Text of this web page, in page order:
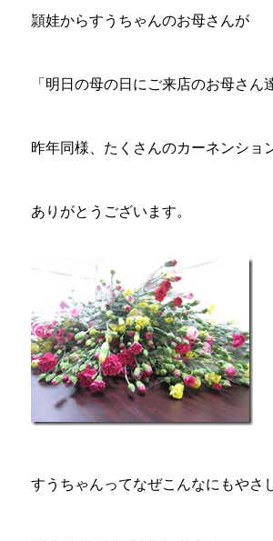
頴娃からすうちゃんのお母さんが
「明日の母の日にご来店のお母さん
昨年同様、たくさんのカーネンショ
ありがとうございます。
すうちゃんってなぜこんなにもやさ